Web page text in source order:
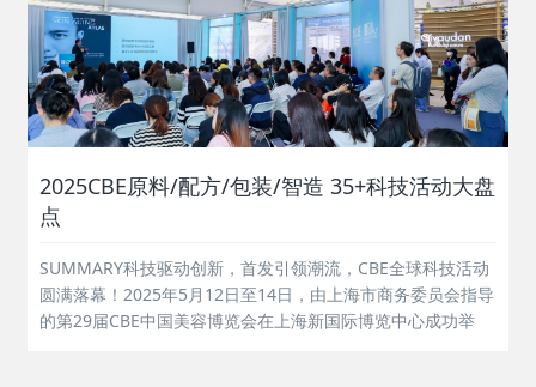
2025CBE原料/配方/包装/智造 35+科技活动大盘
点
SUMMARY科技驱动创新，首发引领潮流，CBE全球科技活动
圆满落幕！2025年5月12日至14日，由上海市商务委员会指导
的第29届CBE中国美容博览会在上海新国际博览中心成功举